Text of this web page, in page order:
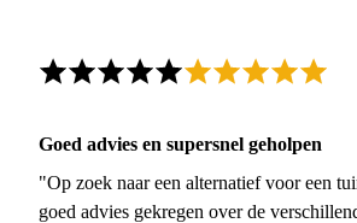
Goed advies en supersnel geholpen
"Op zoek naar een alternatief voor een
goed advies gekregen over de